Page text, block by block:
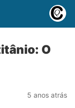
O
5 anos atrás